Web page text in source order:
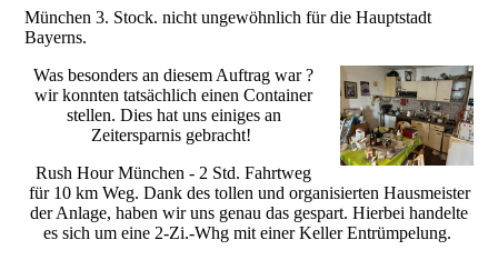
München 3. Stock. nicht ungewöhnlich für die Hauptstadt
Bayerns.
Was besonders an diesem Auftrag war ?
wir konnten tatsächlich einen Container
stellen. Dies hat uns einiges an
Zeitersparnis gebracht!
Rush Hour München - 2 Std. Fahrtweg
für 10 km Weg. Dank des tollen und organisierten Hausmeister
der Anlage, haben wir uns genau das gespart. Hierbei handelte
es sich um eine 2-Zi.-Whg mit einer Keller Entrümpelung.